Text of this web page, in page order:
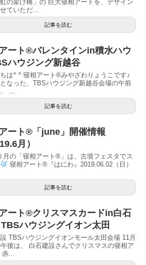
の架け橋」の 巨大寝相アートを、デザイン
ていただ...
記事を読む
ート®︎バレンタインin積水ハウ
ハウジング新越谷
は^ ^ 寝相アート®︎みやざわりょうこです♪
なった、TBSハウジング新越谷会場の午前
...
記事を読む
ート®「june」開催情報
月）
月の「寝相アート®」は、古墳フェスタでス
寝相アート®『はにわ』2019.06.02（日）
記事を読む
ート®︎クリスマスカードin白石
ハウジングイオン太田
TBSハウジングイオンモール太田会場 11月
後は、 白石建設さんでクリスマスの寝相ア
...